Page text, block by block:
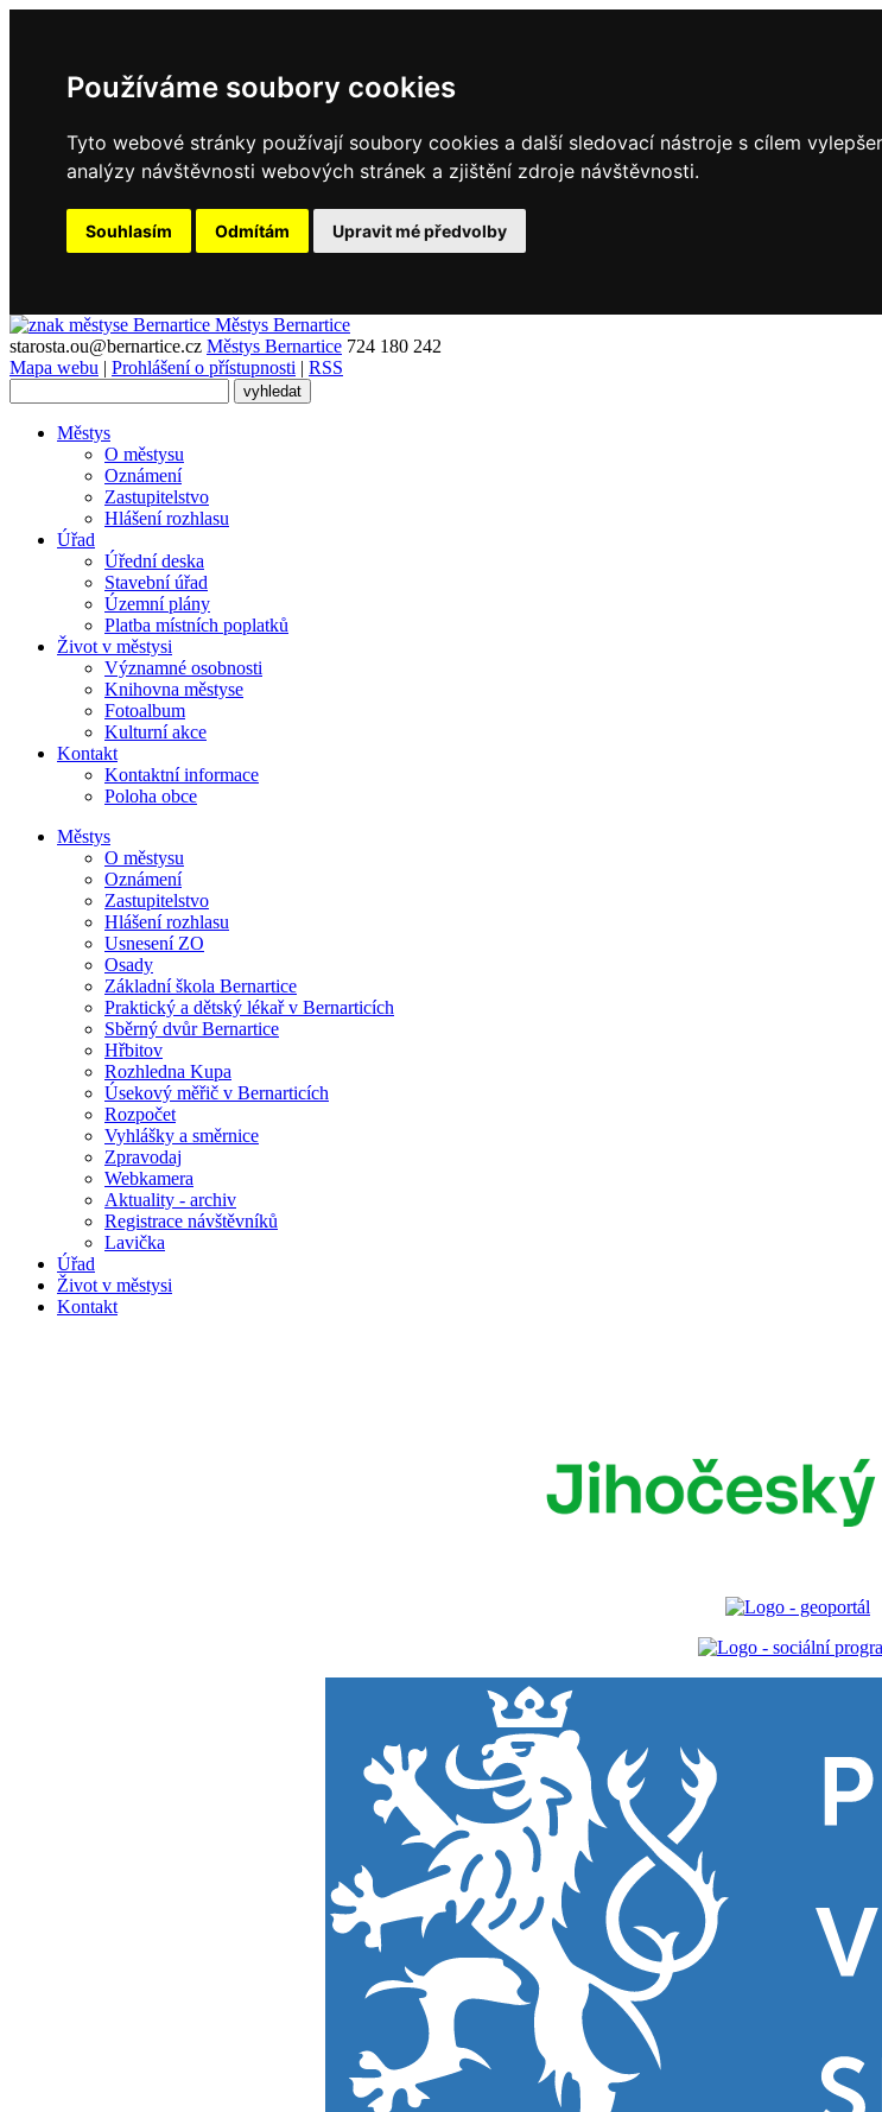
Používáme soubory cookies
Tyto webové stránky používají soubory cookies a další sledovací nástroje s cílem
analýzy návštěvnosti webových stránek a zjištění zdroje návštěvnosti.
Souhlasím Odmítám Upravit mé předvolby
Městys Bernartice
starosta.ou@bernartice.cz Městys Bernartice 724 180 242
Mapa webu | Prohlášení o přístupnosti | RSS
Městys
O městysu
Oznámení
Zastupitelstvo
Hlášení rozhlasu
Úřad
Úřední deska
Stavební úřad
Územní plány
Platba místních poplatků
Život v městysi
Významné osobnosti
Knihovna městyse
Fotoalbum
Kulturní akce
Kontakt
Kontaktní informace
Poloha obce
Městys
O městysu
Oznámení
Zastupitelstvo
Hlášení rozhlasu
Usnesení ZO
Osady
Základní škola Bernartice
Praktický a dětský lékař v Bernarticích
Sběrný dvůr Bernartice
Hřbitov
Rozhledna Kupa
Úsekový měřič v Bernarticích
Rozpočet
Vyhlášky a směrnice
Zpravodaj
Webkamera
Aktuality - archiv
Registrace návštěvníků
Lavička
Úřad
Život v městysi
Kontakt